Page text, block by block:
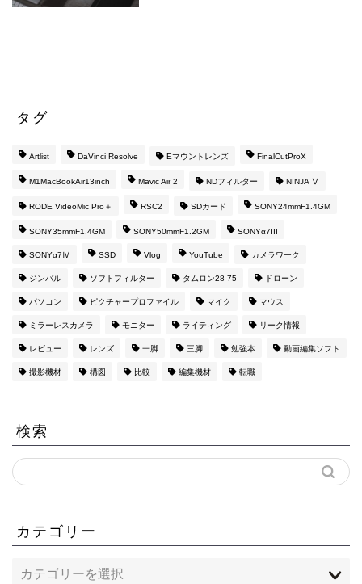
タグ
Artlist DaVinci Resolve Eマウントレンズ FinalCutProX
M1MacBookAir13inch Mavic Air 2 NDフィルター NINJA Ⅴ
RODE VideoMic Pro＋ RSC2 SDカード SONY24mmF1.4GM
SONY35mmF1.4GM SONY50mmF1.2GM SONYα7III
SONYα7Ⅳ SSD Vlog YouTube カメラワーク
ジンバル ソフトフィルター タムロン28-75 ドローン
パソコン ピクチャープロファイル マイク マウス
ミラーレスカメラ モニター ライティング リーク情報
レビュー レンズ 一脚 三脚 勉強本 動画編集ソフト
撮影機材 構図 比較 編集機材 転職
検索
カテゴリー